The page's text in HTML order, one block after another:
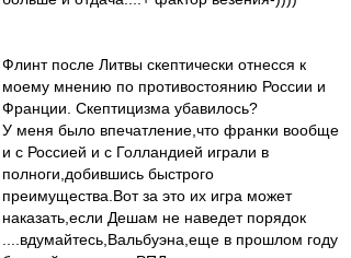
Флинт после Литвы скептически отнесся к
моему мнению по противостоянию России и
Франции. Скептицизма убавилось?
У меня было впечатление,что франки вообще
и с Россией и с Голландией играли в
полноги,добившись быстрого
преимущества.Вот за это их игра может
наказать,если Дешам не наведет порядок
....вдумайтесь,Вальбуэна,еще в прошлом году